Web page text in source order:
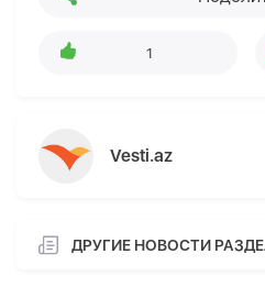
1
Vesti.az
ДРУГИЕ НОВОСТИ